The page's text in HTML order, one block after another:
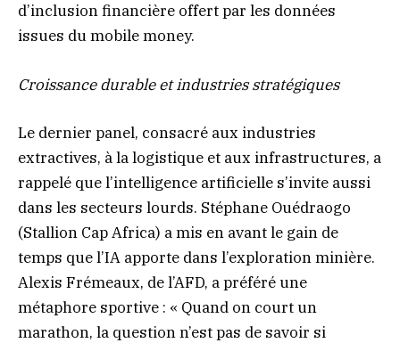
d’inclusion financière offert par les données
issues du mobile money.
Croissance durable et industries stratégiques
Le dernier panel, consacré aux industries
extractives, à la logistique et aux infrastructures, a
rappelé que l’intelligence artificielle s’invite aussi
dans les secteurs lourds. Stéphane Ouédraogo
(Stallion Cap Africa) a mis en avant le gain de
temps que l’IA apporte dans l’exploration minière.
Alexis Frémeaux, de l’AFD, a préféré une
métaphore sportive : « Quand on court un
marathon, la question n’est pas de savoir si